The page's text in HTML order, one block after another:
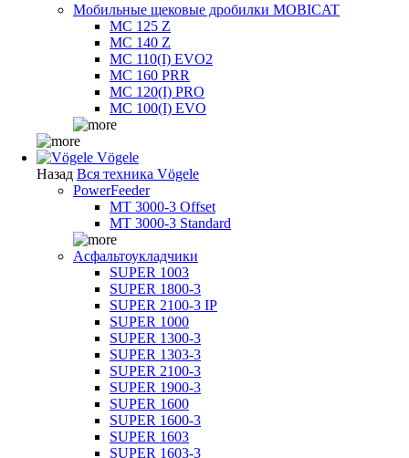
Мобильные щековые дробилки MOBICAT
MC 125 Z
MC 140 Z
MC 110(I) EVO2
MC 160 PRR
MC 120(I) PRO
MC 100(I) EVO
Vögele
Назад Вся техника Vögele
PowerFeeder
MT 3000-3 Offset
MT 3000-3 Standard
Асфальтоукладчики
SUPER 1003
SUPER 1800-3
SUPER 2100-3 IP
SUPER 1000
SUPER 1300-3
SUPER 1303-3
SUPER 2100-3
SUPER 1900-3
SUPER 1600
SUPER 1600-3
SUPER 1603
SUPER 1603-3